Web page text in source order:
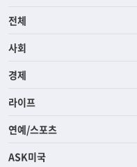
전체
사회
경제
라이프
연예/스포츠
ASK미국